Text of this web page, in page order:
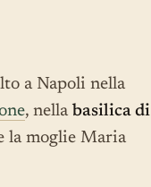
a Napoli nella
, nella basilica di
la moglie Maria